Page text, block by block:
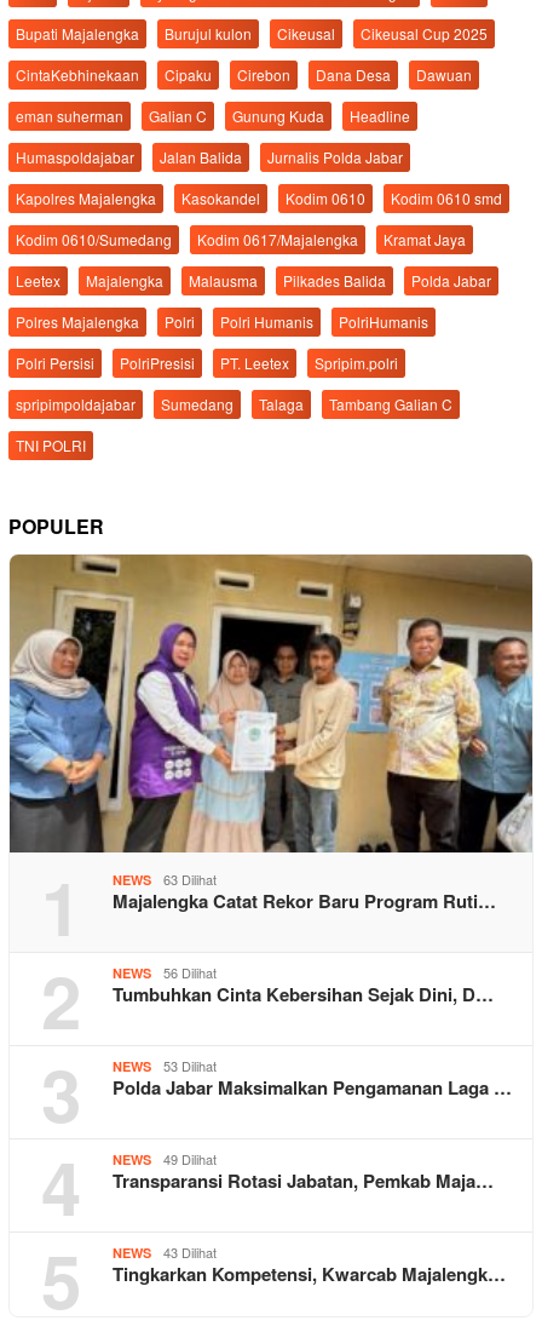
Bupati Majalengka
Burujul kulon Cikeusal
Cikeusal Cup 2025
CintaKebhinekaan
Cipaku Cirebon Dana Desa
Dawuan
eman suherman
Galian C Gunung Kuda
Headline
Humaspoldajabar
Jalan Balida
Jurnalis Polda Jabar
Kapolres Majalengka
Kasokandel Kodim 0610
Kodim 0610 smd
Kodim 0610/Sumedang
Kodim 0617/Majalengka
Kramat Jaya
Leetex
Majalengka Malausma Pilkades Balida
Polda Jabar
Polres Majalengka
Polri Polri Humanis
PolriHumanis
Polri Persisi
PolriPresisi PT. Leetex
Spripim.polri
spripimpoldajabar
Sumedang Talaga
Tambang Galian C
TNI POLRI
POPULER
1 NEWS 63 Dilihat
Majalengka Catat Rekor Baru Program Ruti…
2 NEWS 56 Dilihat
Tumbuhkan Cinta Kebersihan Sejak Dini, D…
3 NEWS 53 Dilihat
Polda Jabar Maksimalkan Pengamanan Laga …
4 NEWS 49 Dilihat
Transparansi Rotasi Jabatan, Pemkab Maja…
5 NEWS 43 Dilihat
Tingkarkan Kompetensi, Kwarcab Majalengk…